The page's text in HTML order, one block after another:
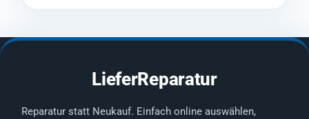
LieferReparatur
Reparatur statt Neukauf. Einfach online auswählen,